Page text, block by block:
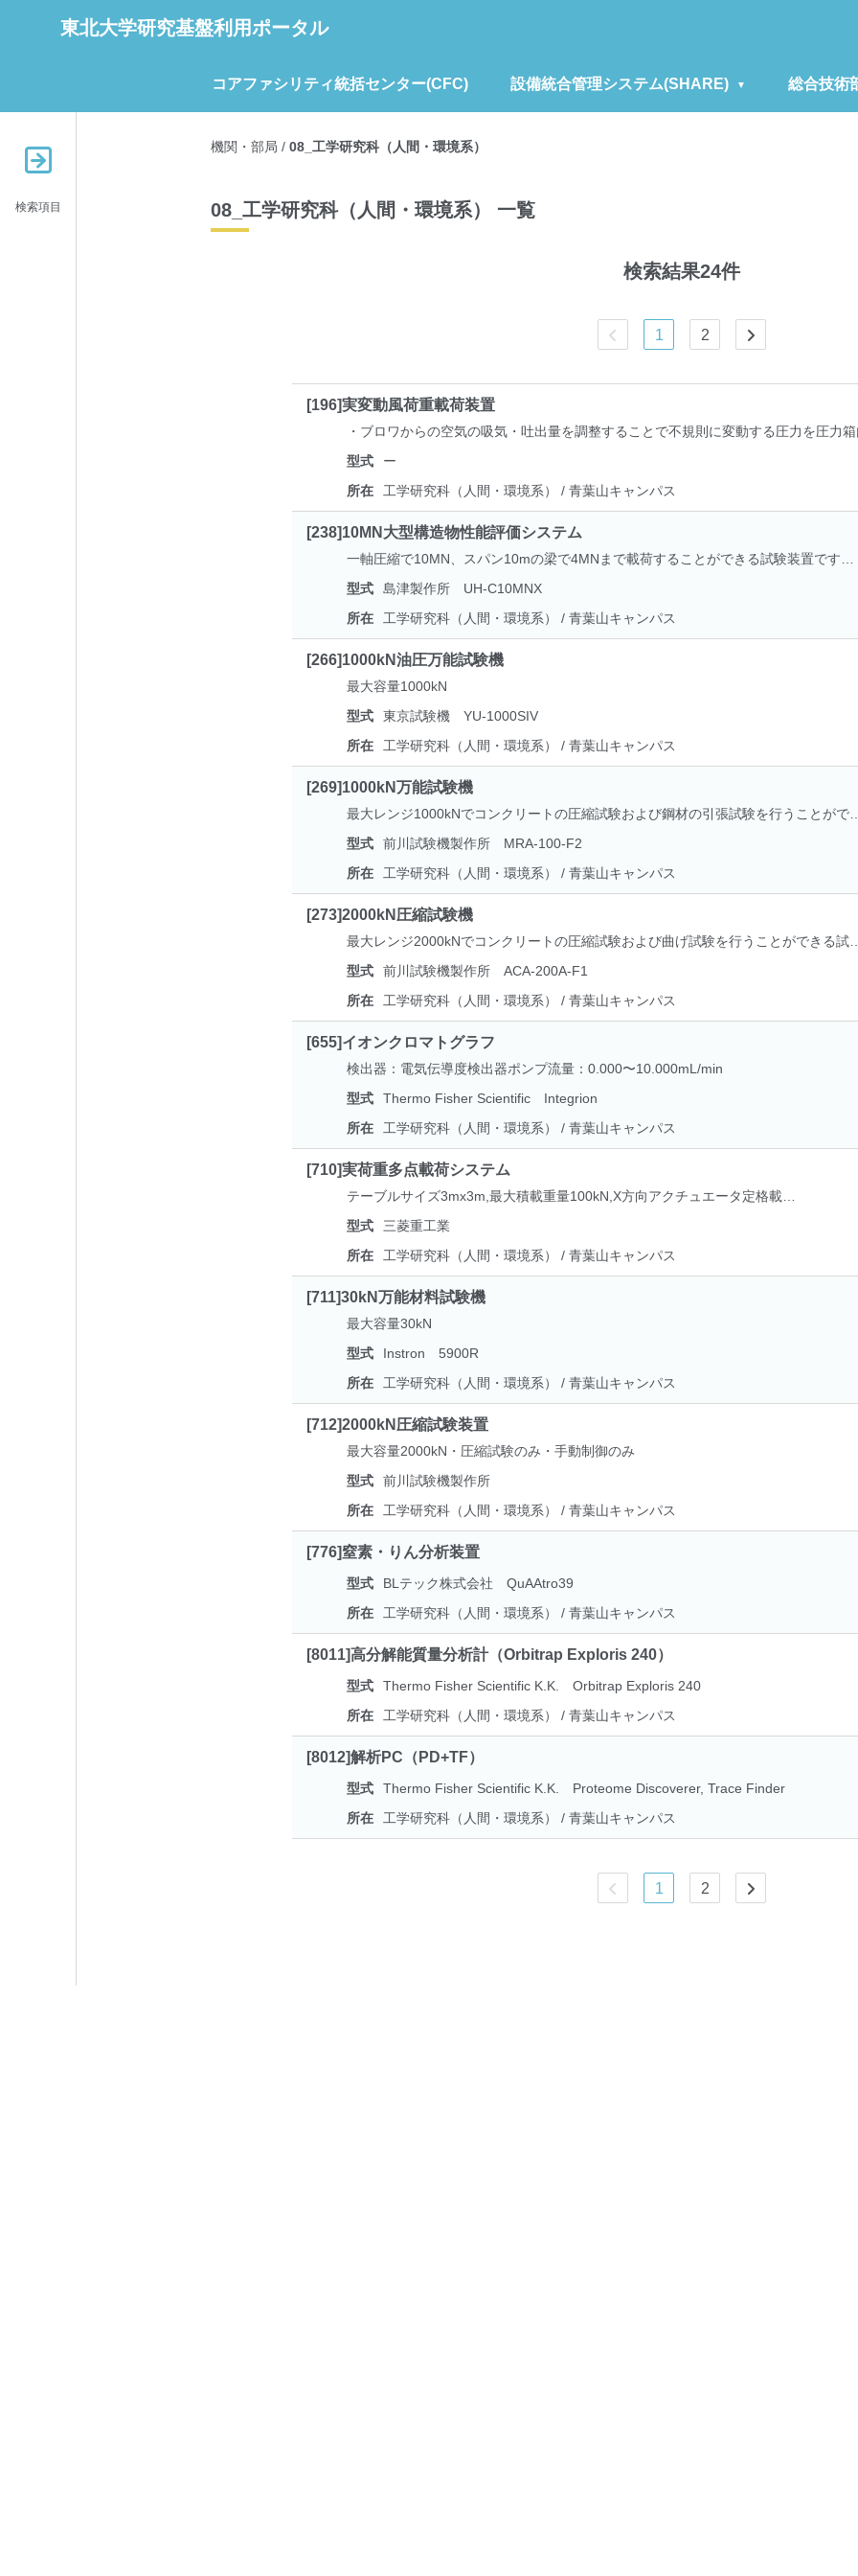
東北大学研究基盤利用ポータル
コアファシリティ統括センター(CFC) 設備統合管理システム(SHARE) 総合技術
検索項目
機関・部局 / 08_工学研究科（人間・環境系）
08_工学研究科（人間・環境系） 一覧
検索結果24件
1 2
[196]実変動風荷重載荷装置
・ブロワからの空気の吸気・吐出量を調整することで不規則に変動する圧力を圧力
型式
ー
所在
工学研究科（人間・環境系） / 青葉山キャンパス
[238]10MN大型構造物性能評価システム
一軸圧縮で10MN、スパン10mの梁で4MNまで載荷することができる試験装置です…
型式
島津製作所 UH-C10MNX
所在
工学研究科（人間・環境系） / 青葉山キャンパス
[266]1000kN油圧万能試験機
最大容量1000kN
型式
東京試験機 YU-1000SIV
所在
工学研究科（人間・環境系） / 青葉山キャンパス
[269]1000kN万能試験機
最大レンジ1000kNでコンクリートの圧縮試験および鋼材の引張試験を行うことがで
型式
前川試験機製作所 MRA-100-F2
所在
工学研究科（人間・環境系） / 青葉山キャンパス
[273]2000kN圧縮試験機
最大レンジ2000kNでコンクリートの圧縮試験および曲げ試験を行うことができる試
型式
前川試験機製作所 ACA-200A-F1
所在
工学研究科（人間・環境系） / 青葉山キャンパス
[655]イオンクロマトグラフ
検出器：電気伝導度検出器ポンプ流量：0.000〜10.000mL/min
型式
Thermo Fisher Scientific Integrion
所在
工学研究科（人間・環境系） / 青葉山キャンパス
[710]実荷重多点載荷システム
テーブルサイズ3mx3m,最大積載重量100kN,X方向アクチュエータ定格載…
型式
三菱重工業
所在
工学研究科（人間・環境系） / 青葉山キャンパス
[711]30kN万能材料試験機
最大容量30kN
型式
Instron 5900R
所在
工学研究科（人間・環境系） / 青葉山キャンパス
[712]2000kN圧縮試験装置
最大容量2000kN・圧縮試験のみ・手動制御のみ
型式
前川試験機製作所
所在
工学研究科（人間・環境系） / 青葉山キャンパス
[776]窒素・りん分析装置
型式
BLテック株式会社 QuAAtro39
所在
工学研究科（人間・環境系） / 青葉山キャンパス
[8011]高分解能質量分析計（Orbitrap Exploris 240）
型式
Thermo Fisher Scientific K.K. Orbitrap Exploris 240
所在
工学研究科（人間・環境系） / 青葉山キャンパス
[8012]解析PC（PD+TF）
型式
Thermo Fisher Scientific K.K. Proteome Discoverer, Trace Finder
所在
工学研究科（人間・環境系） / 青葉山キャンパス
1 2